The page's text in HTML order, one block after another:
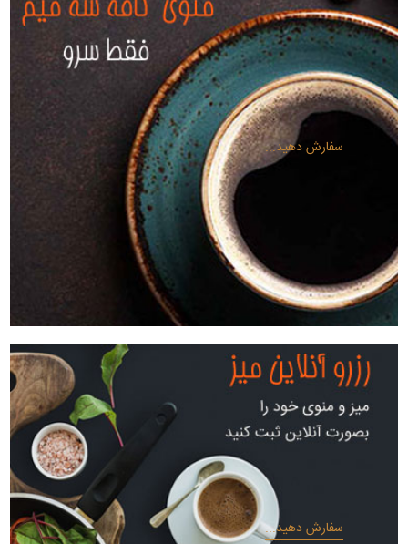
سفارش دهید...
سفارش دهید...